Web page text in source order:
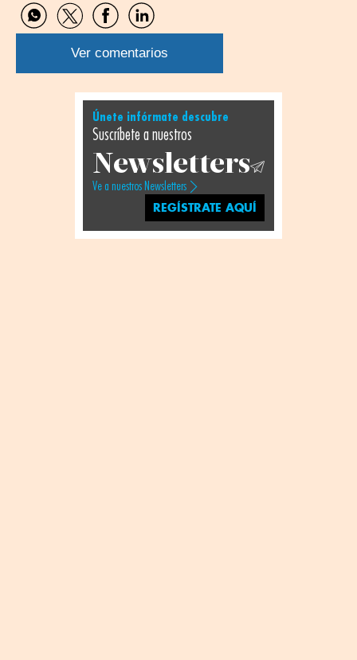
Compartir
por
WhatsApp
Compartir
por
Twitter
Compartir
por
Facebook
Compartir
por
Linkedin
Ver comentarios
Únete infórmate descubre
Suscríbete a nuestros
Newsletters
Ve a nuestros Newsletters
REGÍSTRATE AQUÍ